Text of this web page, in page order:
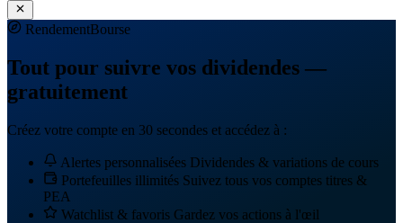
RendementBourse
Tout pour suivre vos dividendes —
gratuitement
Créez votre compte en 30 secondes et accédez à :
Alertes personnalisées Dividendes & variations de cours
Portefeuilles illimités Suivez tous vos comptes titres &
PEA
Watchlist & favoris Gardez vos actions à l'œil